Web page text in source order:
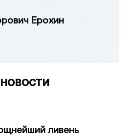
Ерохин
ливень